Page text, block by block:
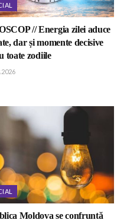
// Energia zilei aduce
dar și momente decisive
toate zodiile
Moldova se confruntă